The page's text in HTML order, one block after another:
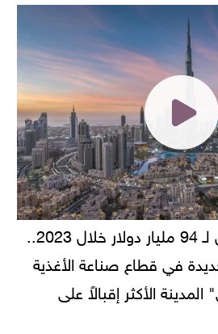
في قطاع صناعة الأغذية
الأكثر إقبالاً على